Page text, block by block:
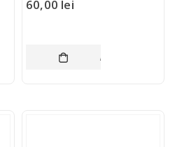
60,00 lei
ADAUGĂ ÎN COȘ